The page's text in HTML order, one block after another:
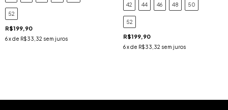
52
R$199,90
6x de R$33,32 sem juros
42 44 46 48 50
52
R$199,90
6 x de R$33,32 sem juros